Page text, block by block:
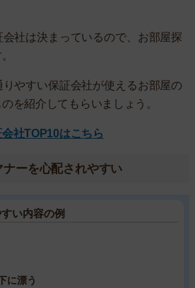
社は決まっているので、お部屋探
やすい保証会社が使えるお部屋の
を紹介してもらいましょう。
社TOP10はこちら
ーを心配されやすい
い内容の例
に漂う